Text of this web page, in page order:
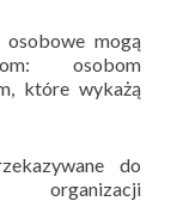
mogą
osobom
które wykażą
do